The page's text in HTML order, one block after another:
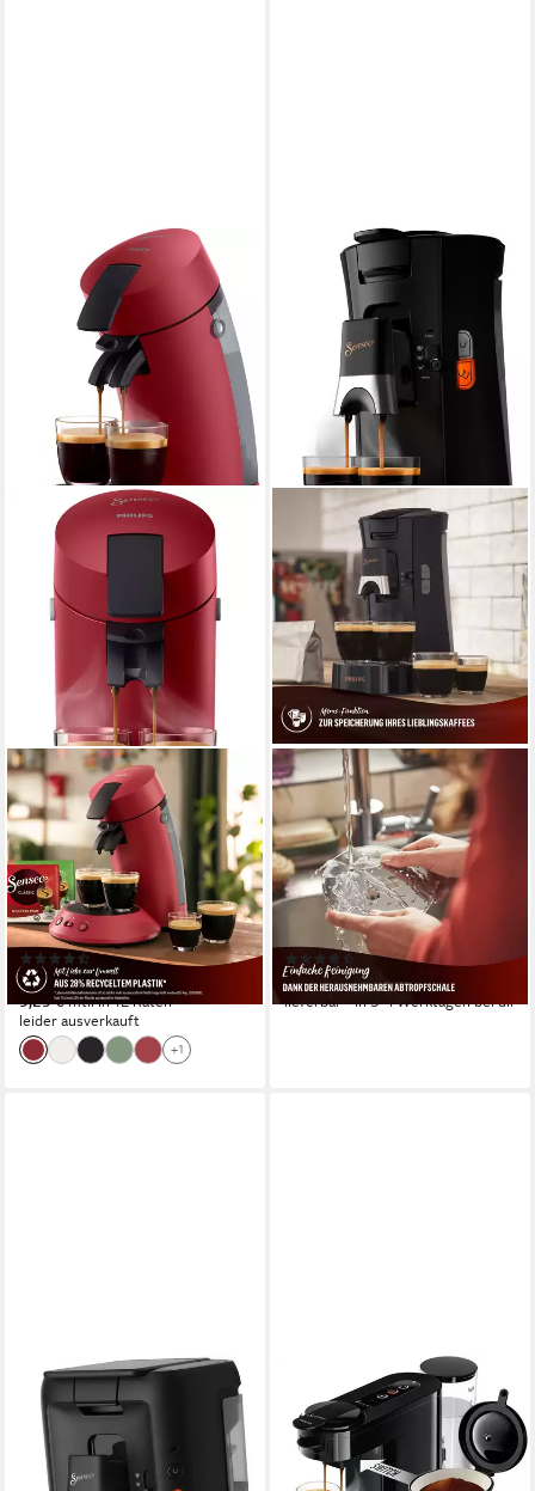
PHILIPS SENSEO
Kaffeepadmaschine Original
Plus CSA210/90, mit zwei
Kaffee-Einstellungen
2 Tassen
0,7 l Wassertank
1 bar Pumpendruck
(1614)
ab 101,68 €
9,29 €mtl. in 12 Raten
leider ausverkauft
+1
PHILIPS SENSEO
Kaffeepadmaschine Select
CSA240/60, mit drei Kaffee-
Einstellungen
2
Tassen
Pumpendruck
Abschaltautomatik Zeitfunktionen
(207)
ab 89,99 €
lieferbar - in 3-4 Werktagen bei dir